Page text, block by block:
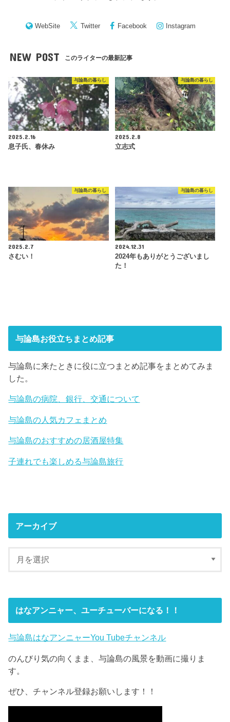
WebSite Twitter Facebook Instagram
NEW POST このライターの最新記事
与論島の暮らし
2025.2.16
息子氏、春休み
与論島の暮らし
2025.2.8
立志式
与論島の暮らし
2025.2.7
さむい！
与論島の暮らし
2024.12.31
2024年もありがとうございまし
た！
与論島お役立ちまとめ記事
与論島に来たときに役に立つまとめ記事をまとめてみま
した。
与論島の病院、銀行、交通について
与論島の人気カフェまとめ
与論島のおすすめの居酒屋特集
子連れでも楽しめる与論島旅行
アーカイブ
はなアンニャー、ユーチューバーになる！！
与論島はなアンニャーYou Tubeチャンネル
のんびり気の向くまま、与論島の風景を動画に撮りま
す。
ぜひ、チャンネル登録お願いします！！